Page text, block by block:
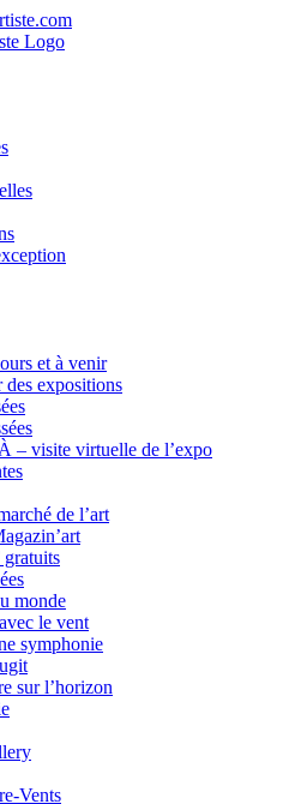
et à venir
des expositions
– visite virtuelle de l’expo
de l’art
gratuits
monde
le vent
symphonie
sur l’horizon
Vents